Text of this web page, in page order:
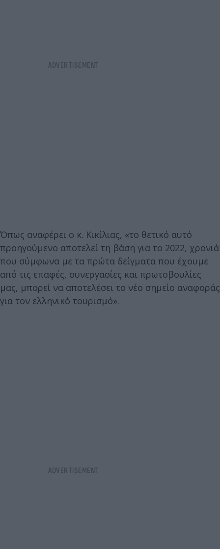
Όπως αναφέρει ο κ. Κικίλιας, «το θετικό αυτό
προηγούμενο αποτελεί τη βάση για το 2022, χρονιά
που σύμφωνα με τα πρώτα δείγματα που έχουμε
από τις επαφές, συνεργασίες και πρωτοβουλίες
μας, μπορεί να αποτελέσει το νέο σημείο αναφοράς
για τον ελληνικό τουρισμό».